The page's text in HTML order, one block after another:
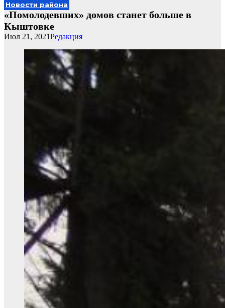
Новости района
«Помолодевших» домов станет больше в
Кыштовке
Редакция
Июл 21, 2021